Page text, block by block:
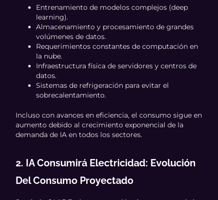
Entrenamiento de modelos complejos (deep
learning).
Almacenamiento y procesamiento de grandes
volúmenes de datos.
Requerimientos constantes de computación en
la nube.
Infraestructura física de servidores y centros de
datos.
Sistemas de refrigeración para evitar el
sobrecalentamiento.
Incluso con avances en eficiencia, el consumo sigue en
aumento debido al crecimiento exponencial de la
demanda de IA en todos los sectores.
2. IA Consumirá Electricidad: Evolución
Del Consumo Proyectado